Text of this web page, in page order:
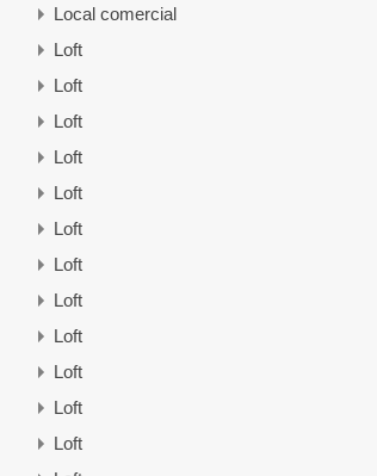
Local comercial
Loft
Loft
Loft
Loft
Loft
Loft
Loft
Loft
Loft
Loft
Loft
Loft